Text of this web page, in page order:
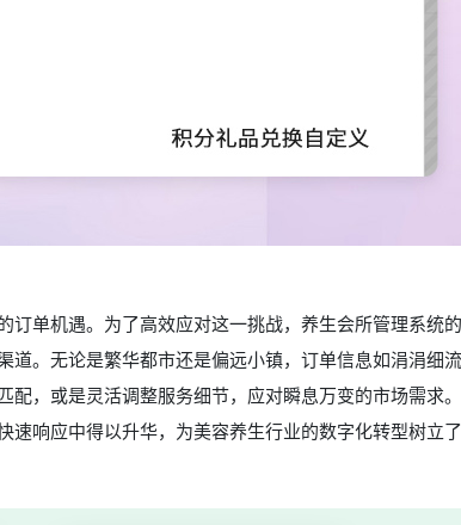
单机遇。为了高效应对这一挑战，养生会所管理系统
。无论是繁华都市还是偏远小镇，订单信息如涓涓细
，或是灵活调整服务细节，应对瞬息万变的市场需求
响应中得以升华，为美容养生行业的数字化转型树立